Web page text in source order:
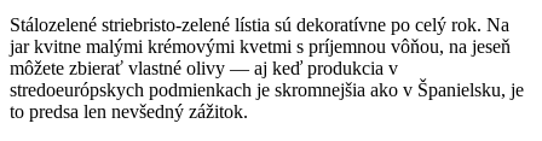
Stálozelené striebristo-zelené lístia sú dekoratívne po celý rok. Na
jar kvitne malými krémovými kvetmi s príjemnou vôňou, na jeseň
môžete zbierať vlastné olivy — aj keď produkcia v
stredoeurópskych podmienkach je skromnejšia ako v Španielsku, je
to predsa len nevšedný zážitok.